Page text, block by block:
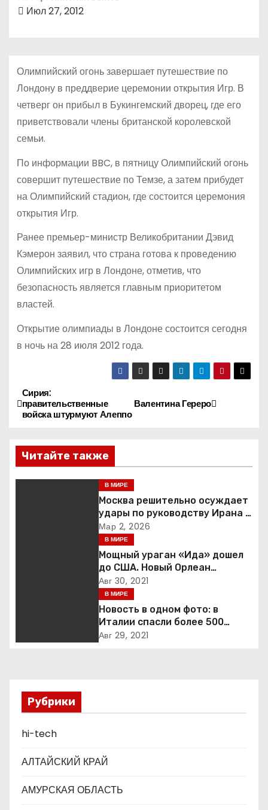
Июл 27, 2012
Олимпийский огонь завершает путешествие по
Лондону в преддверие церемонии открытия Игр. В
четверг он прибыл в Букингемский дворец, где его
приветствовали члены британской королевской
семьи.
По информации BBC, в пятницу Олимпийский огонь
совершит путешествие по Темзе, а затем прибудет
на Олимпийский стадион, где состоится церемония
открытия Игр.
Ранее премьер-министр Великобритании Дэвид
Кэмерон заявил, что страна готова к проведению
Олимпийских игр в Лондоне, отметив, что
безопасность является главным приоритетом
властей.
Открытие олимпиады в Лондоне состоится сегодня
в ночь на 28 июля 2012 года.
Н
а
в
и
п
Валентина Гереро
Сирия:
правительственные
войска штурмуют Алеппо
Читайте также
В МИРЕ
Москва решительно осуждает
удары по руководству Ирана и
призывает к немедленной
деэскалации
Мар 2, 2026
В МИРЕ
Мощный ураган «Ида» дошел
до США. Новый Орлеан
готовится к удару стихии
Авг 30, 2021
В МИРЕ
Новость в одном фото: в
Италии спасли более 500
мигрантов на рыбацкой лодке
Авг 29, 2021
Рубрики
hi-tech
АЛТАЙСКИЙ КРАЙ
АМУРСКАЯ ОБЛАСТЬ